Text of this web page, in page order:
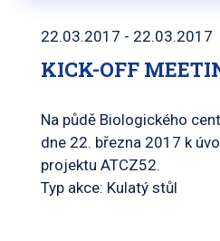
22.03.2017 - 22.03.2017
KICK-OFF
Na půdě Biologického
dne 22. března 2017 k
projektu ATCZ52.
Typ akce: Kulatý stůl